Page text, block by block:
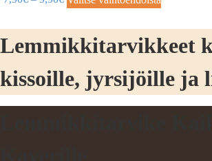
Lemmikkitarvikkeet
kissoille, jyrsijöille ja